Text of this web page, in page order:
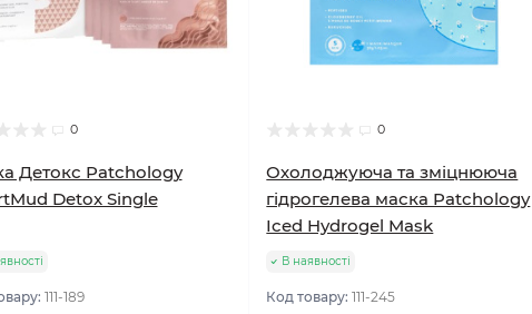
0
Детокс Patchology
Detox Single
111-189
0
Охолоджуюча та зміцнююча
гідрогелева маска Patchology
Iced Hydrogel Mask
В наявності
Код товару:111-245